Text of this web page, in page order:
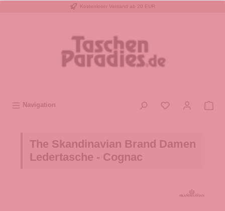
Kostenloser Versand ab 20 EUR
Navigation
The Skandinavian Brand Damen
Ledertasche - Cognac